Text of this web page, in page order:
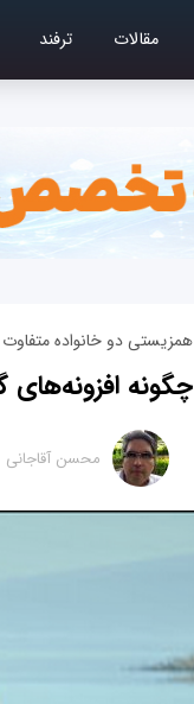
مقالات ترفند
همزیستی دو خانواده متفاوت
چگونه
محسن آقاجانی